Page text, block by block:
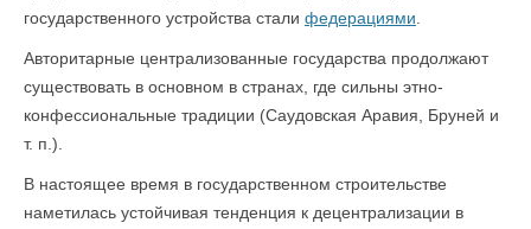
государственного устройства стали федерациями
Авторитарные централизованные государства продолжают
существовать в основном в странах, где сильны этно-
конфессиональные традиции (Саудовская Аравия, Бруней и
т. п.).
В настоящее время в государственном строительстве
наметилась устойчивая тенденция к децентрализации в